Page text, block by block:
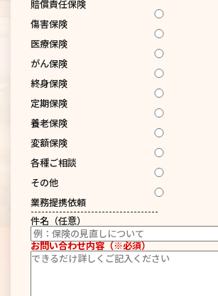
賠償責任保険
傷害保険
医療保険
がん保険
終身保険
定期保険
養老保険
変額保険
各種ご相談
その他
業務提携依頼
------------------------------------
件名（任意）
お問い合わせ内容（※必須）